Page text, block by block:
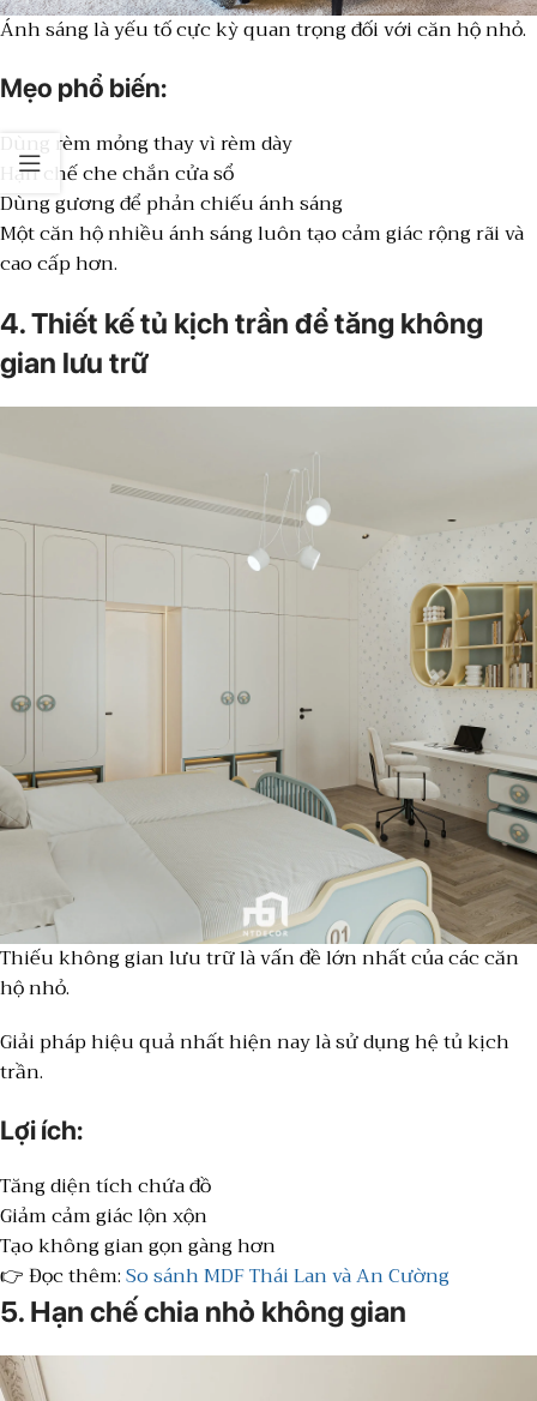
Ánh sáng là yếu tố cực kỳ quan trọng đối với căn hộ nhỏ.
Mẹo phổ biến:
Dùng rèm mỏng thay vì rèm dày
Hạn chế che chắn cửa sổ
Dùng gương để phản chiếu ánh sáng
Một căn hộ nhiều ánh sáng luôn tạo cảm giác rộng rãi và
cao cấp hơn.
4. Thiết kế tủ kịch trần để tăng không
gian lưu trữ
Thiếu không gian lưu trữ là vấn đề lớn nhất của các căn
hộ nhỏ.
Giải pháp hiệu quả nhất hiện nay là sử dụng hệ tủ kịch
trần.
Lợi ích:
Tăng diện tích chứa đồ
Giảm cảm giác lộn xộn
Tạo không gian gọn gàng hơn
👉 Đọc thêm:So sánh MDF Thái Lan và An Cường
5. Hạn chế chia nhỏ không gian